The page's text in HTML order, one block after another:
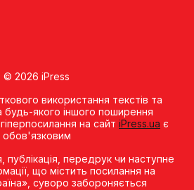
© 2026 iPress
використання текстів та
будь-якого іншого поширення
на сайт iPress.ua є
обов'язковим
публiкацiя, передрук чи наступне
що мiстить посилання на
суворо забороняється